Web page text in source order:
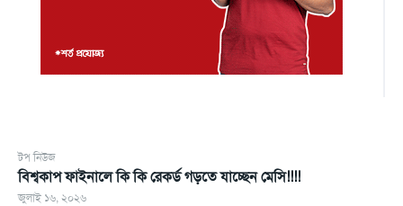
টপ নিউজ
বিশ্বকাপ ফাইনালে কি কি রেকর্ড গড়তে যাচ্ছেন মেসি!!!!
জুলাই ১৬, ২০২৬